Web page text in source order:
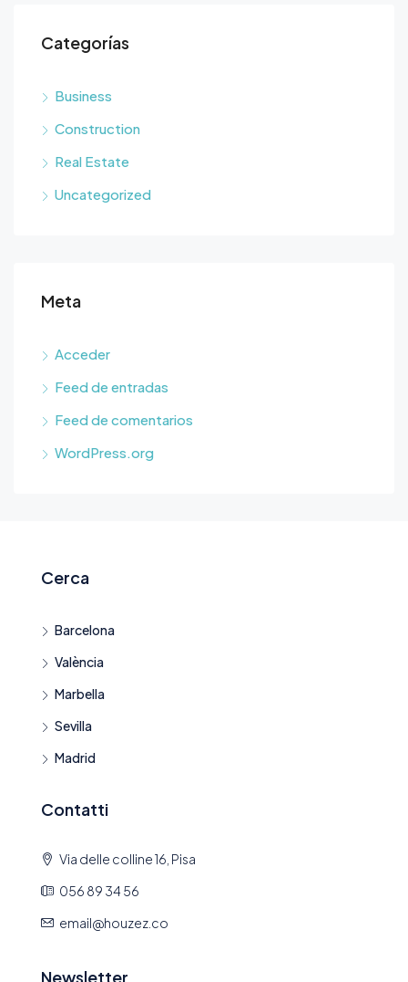
Categorías
Business
Construction
Real Estate
Uncategorized
Meta
Acceder
Feed de entradas
Feed de comentarios
WordPress.org
Cerca
Barcelona
València
Marbella
Sevilla
Madrid
Contatti
Via delle colline 16, Pisa
056 89 34 56
email@houzez.co
Newsletter